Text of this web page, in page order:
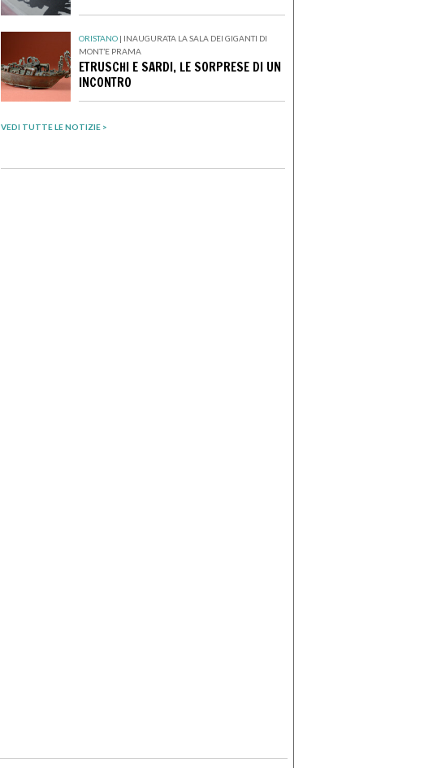
ORISTANO | INAUGURATA LA SALA DEI GIGANTI DI
MONT’E PRAMA
ETRUSCHI E SARDI, LE SORPRESE DI UN
INCONTRO
VEDI TUTTE LE NOTIZIE >